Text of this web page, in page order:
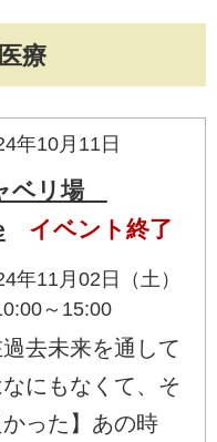
療
年10月11日
ベリ場
イベント終了
年11月02日（土）
～15:00
去未来を通して
なにもなくて、そ
った】あの時